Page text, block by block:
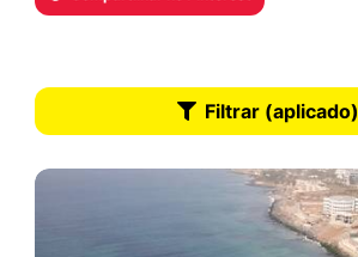
Filtrar (aplicado)